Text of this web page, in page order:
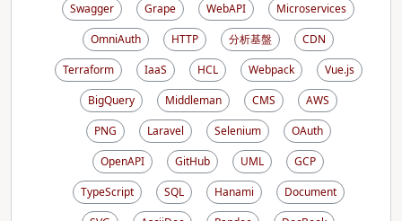
Swagger
Grape WebAPI
Microservices
OmniAuth
HTTP 分析基盤
CDN
Terraform
IaaS HCL Webpack
Vue.js
BigQuery
Middleman CMS
AWS
PNG
Laravel Selenium
OAuth
OpenAPI
GitHub UML
GCP
TypeScript
SQL Hanami
Document